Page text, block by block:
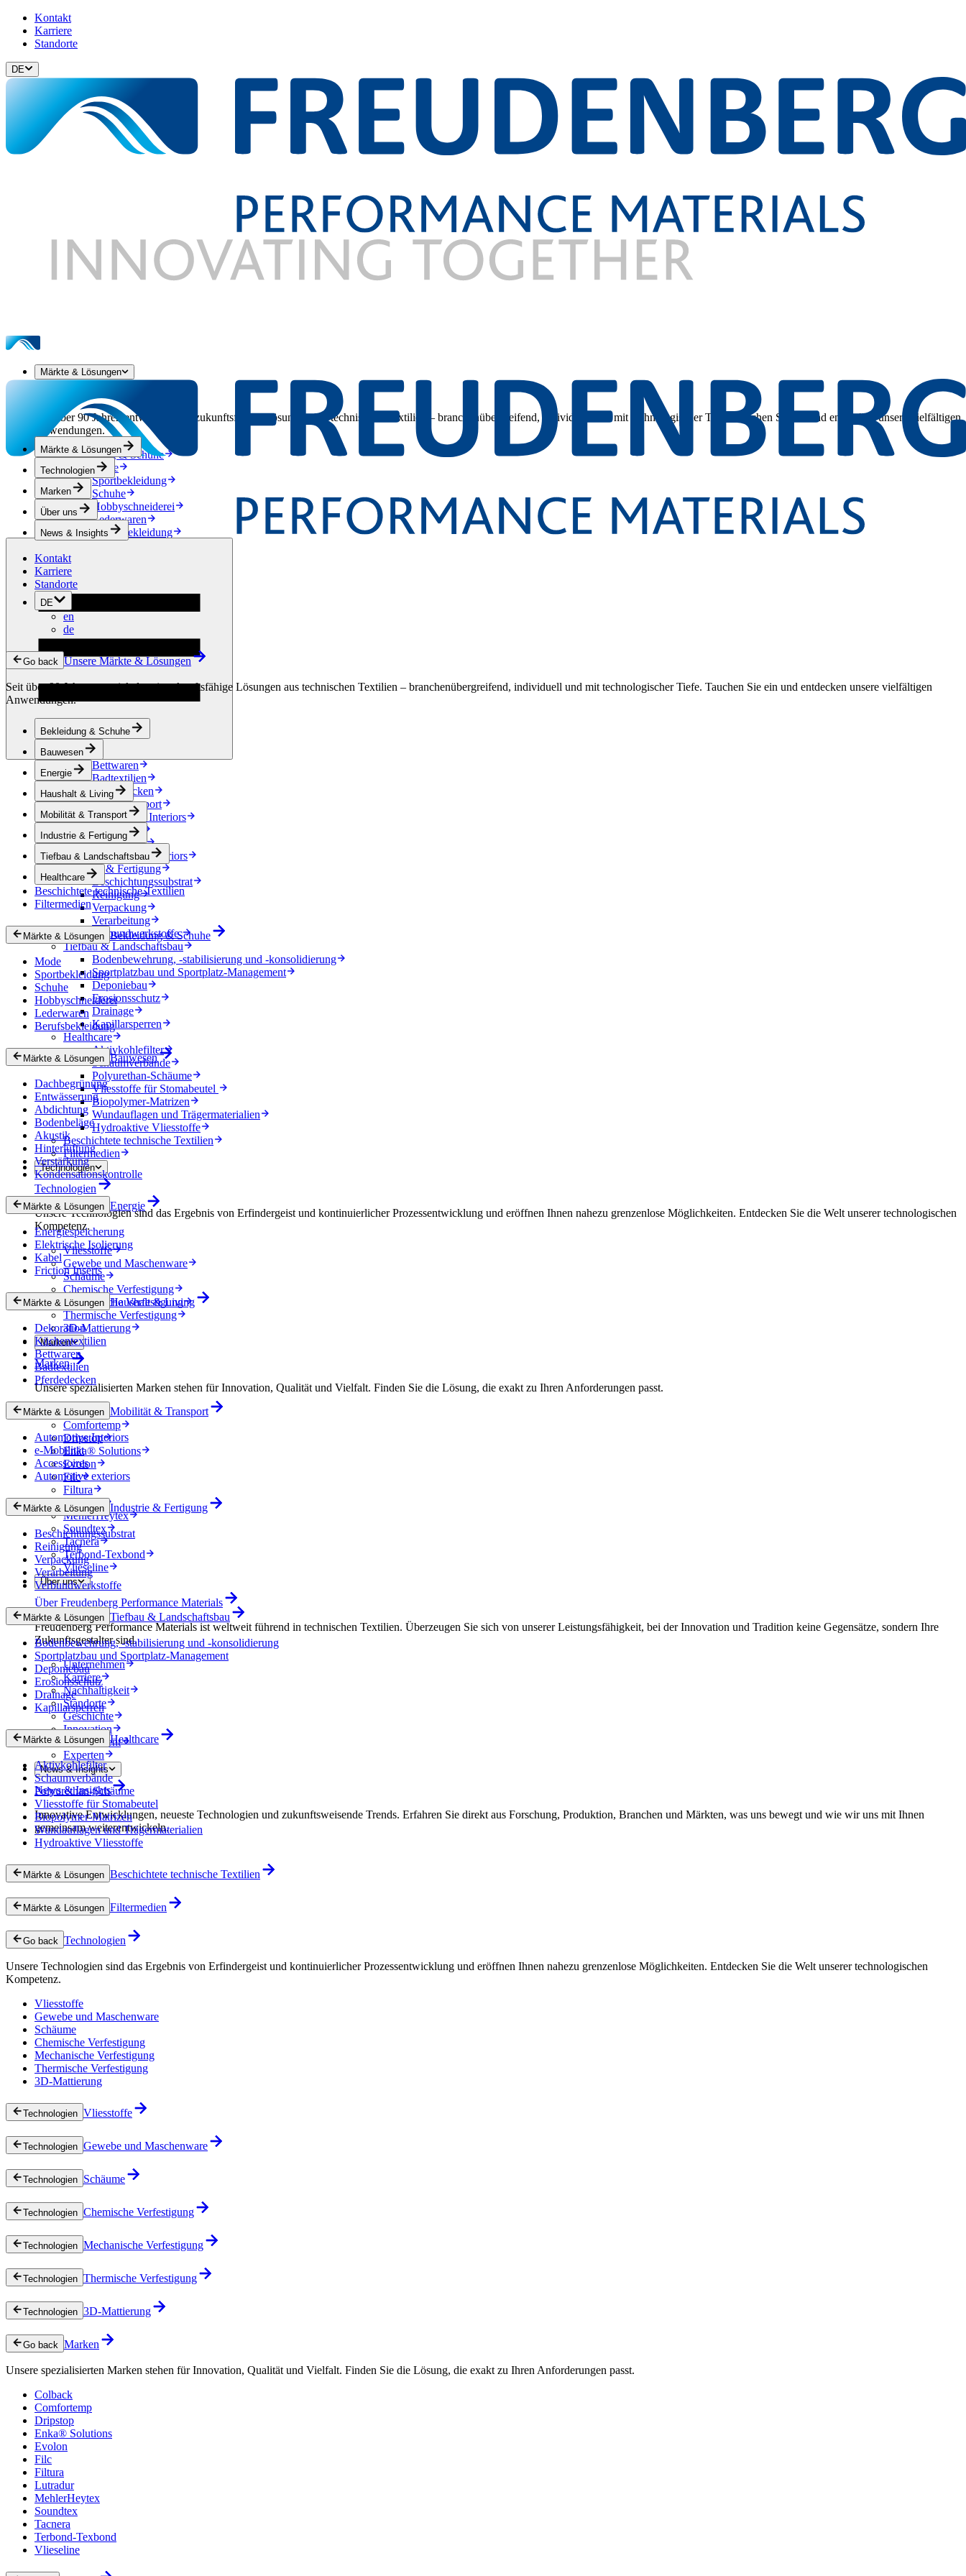
Kontakt
Karriere
Standorte
DE
Märkte & Lösungen
Seit über 90 Jahren entwickeln wir zukunftsfähige Lösungen aus technischen Textilien – branchenübergreifend, individuell und mit technologischer Tiefe. Tauchen Sie ein und entdecken unsere vielfältigen
Anwendungen.
Bekleidung & Schuhe
Mode
Sportbekleidung
Schuhe
Hobbyschneiderei
Lederwaren
Berufsbekleidung
Bodenbeläge
Akustik
Verstärkung
Kondensationskontrolle
Energie
Elektrische Isolierung
Kabel
Haushalt & Living
Dekoration
Küchentextilien
Bettwaren
Badtextilien
Pferdedecken
Mobilität & Transport
Automotive Interiors
e-Mobilität
Accessoires
Automotive exteriors
Industrie & Fertigung
Beschichtungssubstrat
Reinigung
Verpackung
Verarbeitung
Verbundwerkstoffe
Tiefbau & Landschaftsbau
Bodenbewehrung, -stabilisierung und -konsolidierung
Sportplatzbau und Sportplatz-Management
Deponiebau
Erosionsschutz
Drainage
Kapillarsperren
Healthcare
Aktivkohlefilter
Schaumverbände
Polyurethan-Schäume
Vliesstoffe für Stomabeutel
Biopolymer-Matrizen
Wundauflagen und Trägermaterialien
Hydroaktive Vliesstoffe
Beschichtete technische Textilien
Filtermedien
Technologien
Technologien
Unsere Technologien sind das Ergebnis von Erfindergeist und kontinuierlicher Prozessentwicklung und eröffnen Ihnen nahezu grenzenlose Möglichkeiten. Entdecken Sie die Welt unserer technologischen
Kompetenz.
Vliesstoffe
Gewebe und Maschenware
Schäume
Chemische Verfestigung
Mechanische Verfestigung
Thermische Verfestigung
3D-Mattierung
Marken
Marken
Unsere spezialisierten Marken stehen für Innovation, Qualität und Vielfalt. Finden Sie die Lösung, die exakt zu Ihren Anforderungen passt.
Colback
Comfortemp
Dripstop
Enka® Solutions
Evolon
Filc
Filtura
Lutradur
MehlerHeytex
Soundtex
Tacnera
Terbond-Texbond
Vlieseline
Über uns
Über Freudenberg Performance Materials
Freudenberg Performance Materials ist weltweit führend in technischen Textilien. Überzeugen Sie sich von unserer Leistungsfähigkeit, bei der Innovation und Tradition keine Gegensätze, sondern Ihre
Zukunftsgestalter sind.
Unternehmen
Karriere
Nachhaltigkeit
Standorte
Geschichte
Innovation
Procurement
Experten
News & Insights
News & Insights
Innovative Entwicklungen, neueste Technologien und zukunftsweisende Trends. Erfahren Sie direkt aus Forschung, Produktion, Branchen und Märkten, was uns bewegt und wie wir uns mit Ihnen
gemeinsam weiterentwickeln.
Märkte & Lösungen
Technologien
Marken
Über uns
News & Insights
Kontakt
Karriere
Standorte
DE
en
de
Go back Unsere Märkte & Lösungen
Seit über 90 Jahren entwickeln wir zukunftsfähige Lösungen aus technischen Textilien – branchenübergreifend, individuell und mit technologischer Tiefe. Tauchen Sie ein und entdecken unsere vielfältigen
Anwendungen.
Bekleidung & Schuhe
Bauwesen
Energie
Haushalt & Living
Mobilität & Transport
Industrie & Fertigung
Tiefbau & Landschaftsbau
Healthcare
Beschichtete technische Textilien
Filtermedien
Märkte & Lösungen Bekleidung & Schuhe
Mode
Sportbekleidung
Schuhe
Hobbyschneiderei
Lederwaren
Berufsbekleidung
Märkte & Lösungen Bauwesen
Dachbegrünung
Entwässerung
Abdichtung
Bodenbeläge
Akustik
Hinterlüftung
Verstärkung
Kondensationskontrolle
Märkte & Lösungen Energie
Energiespeicherung
Elektrische Isolierung
Kabel
Friction Inserts
Märkte & Lösungen Haushalt & Living
Dekoration
Küchentextilien
Bettwaren
Badtextilien
Pferdedecken
Märkte & Lösungen Mobilität & Transport
Automotive Interiors
e-Mobilität
Accessoires
Automotive exteriors
Märkte & Lösungen Industrie & Fertigung
Beschichtungssubstrat
Reinigung
Verpackung
Verarbeitung
Verbundwerkstoffe
Märkte & Lösungen Tiefbau & Landschaftsbau
Bodenbewehrung, -stabilisierung und -konsolidierung
Sportplatzbau und Sportplatz-Management
Deponiebau
Erosionsschutz
Drainage
Kapillarsperren
Märkte & Lösungen Healthcare
Aktivkohlefilter
Schaumverbände
Polyurethan-Schäume
Vliesstoffe für Stomabeutel
Biopolymer-Matrizen
Wundauflagen und Trägermaterialien
Hydroaktive Vliesstoffe
Märkte & Lösungen Beschichtete technische Textilien
Märkte & Lösungen Filtermedien
Go back Technologien
Unsere Technologien sind das Ergebnis von Erfindergeist und kontinuierlicher Prozessentwicklung und eröffnen Ihnen nahezu grenzenlose Möglichkeiten. Entdecken Sie die Welt unserer technologischen
Kompetenz.
Vliesstoffe
Gewebe und Maschenware
Schäume
Chemische Verfestigung
Mechanische Verfestigung
Thermische Verfestigung
3D-Mattierung
Technologien Vliesstoffe
Technologien Gewebe und Maschenware
Technologien Schäume
Technologien Chemische Verfestigung
Technologien Mechanische Verfestigung
Technologien Thermische Verfestigung
Technologien 3D-Mattierung
Go back Marken
Unsere spezialisierten Marken stehen für Innovation, Qualität und Vielfalt. Finden Sie die Lösung, die exakt zu Ihren Anforderungen passt.
Colback
Comfortemp
Dripstop
Enka® Solutions
Evolon
Filc
Filtura
Lutradur
MehlerHeytex
Soundtex
Tacnera
Terbond-Texbond
Vlieseline